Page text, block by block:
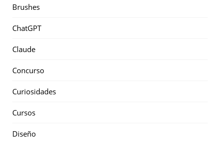
Brushes
ChatGPT
Claude
Concurso
Curiosidades
Cursos
Diseño